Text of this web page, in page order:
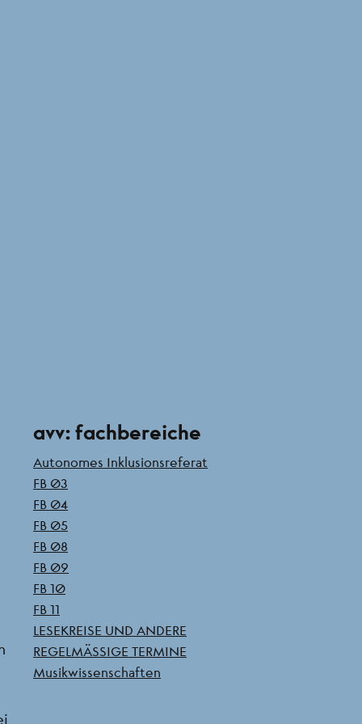
Seitenleiste
avv: fachbereiche
Autonomes Inklusionsreferat
FB 03
FB 04
FB 05
FB 08
FB 09
FB 10
FB 11
LESEKREISE UND ANDERE
REGELMÄSSIGE TERMINE
Musikwissenschaften